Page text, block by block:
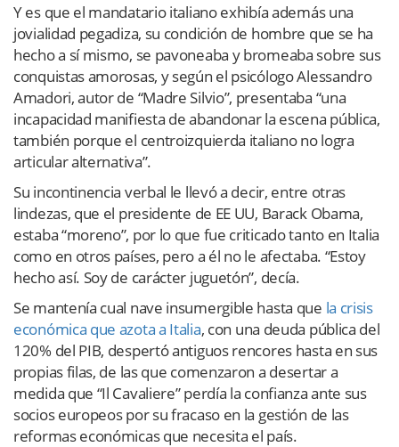
Y es que el mandatario italiano exhibía además una
jovialidad pegadiza, su condición de hombre que se ha
hecho a sí mismo, se pavoneaba y bromeaba sobre sus
conquistas amorosas, y según el psicólogo Alessandro
Amadori, autor de “Madre Silvio”, presentaba “una
incapacidad manifiesta de abandonar la escena pública,
también porque el centroizquierda italiano no logra
articular alternativa”.
Su incontinencia verbal le llevó a decir, entre otras
lindezas, que el presidente de EE UU, Barack Obama,
estaba “moreno”, por lo que fue criticado tanto en Italia
como en otros países, pero a él no le afectaba. “Estoy
hecho así. Soy de carácter juguetón”, decía.
Se mantenía cual nave insumergible hasta que la crisis
económica que azota a Italia, con una deuda pública del
120% del PIB, despertó antiguos rencores hasta en sus
propias filas, de las que comenzaron a desertar a
medida que “Il Cavaliere” perdía la confianza ante sus
socios europeos por su fracaso en la gestión de las
reformas económicas que necesita el país.